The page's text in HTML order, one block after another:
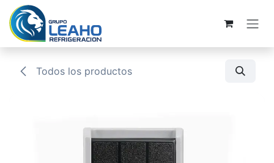
Ir al contenido
Todos los productos